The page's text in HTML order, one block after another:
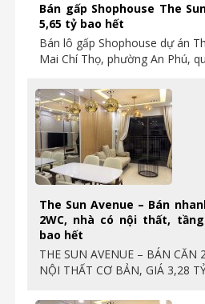
Bán gấp Shophouse The
5,65 tỷ bao hết
Bán lô gấp Shophouse dự án
Mai Chí Thọ, phường An Phú,
The Sun Avenue – Bán
2WC, nhà có nội thất,
bao hết
THE SUN AVENUE – BÁN CĂN
NỘI THẤT CƠ BẢN, GIÁ 3,28